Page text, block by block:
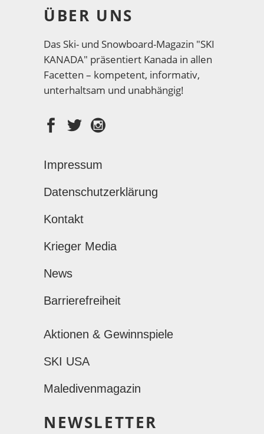
ÜBER UNS
Das Ski- und Snowboard-Magazin "SKI
KANADA" präsentiert Kanada in allen
Facetten – kompetent, informativ,
unterhaltsam und unabhängig!
Impressum
Datenschutzerklärung
Kontakt
Krieger Media
News
Barrierefreiheit
Aktionen & Gewinnspiele
SKI USA
Maledivenmagazin
NEWSLETTER